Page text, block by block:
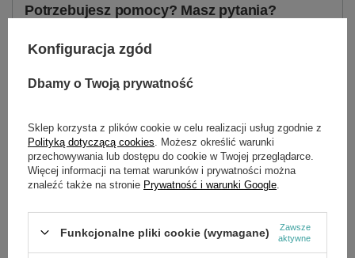
Potrzebujesz pomocy? Masz pytania?
najciekawsze pytania i odpowiedzi publikując
dla innych.
OPIS
Rozrusznik Honda GX35NT kpl.
numer Honda 28400-Z0Z-003, 28400-Z0Z-305,
starter ręczny
Konfiguracja zgód
Dbamy o Twoją prywatność
Sklep korzysta z plików cookie w celu realizacji usług zgodnie z
Polityką dotyczącą cookies . Możesz określić warunki
przechowywania lub dostępu do cookie w Twojej przeglądarce.
Więcej informacji na temat warunków i prywatności można
znaleźć także na stronie Prywatność i warunki Google
Funkcjonalne pliki cookie (wymagane)
Zawsze
aktywne